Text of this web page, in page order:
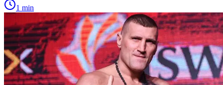
1 min